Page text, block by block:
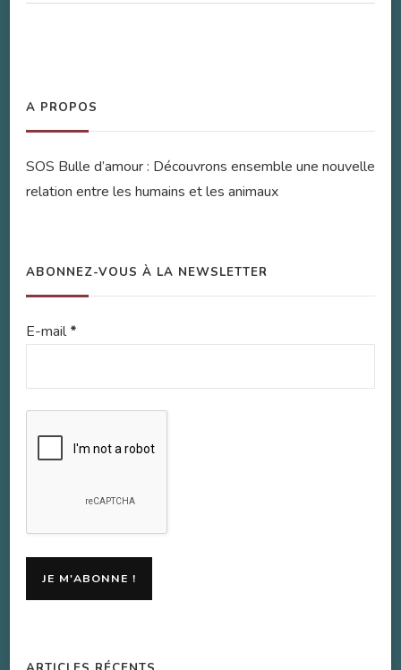
A PROPOS
SOS Bulle d’amour : Découvrons ensemble une nouvelle
relation entre les humains et les animaux
ABONNEZ-VOUS À LA NEWSLETTER
E-mail*